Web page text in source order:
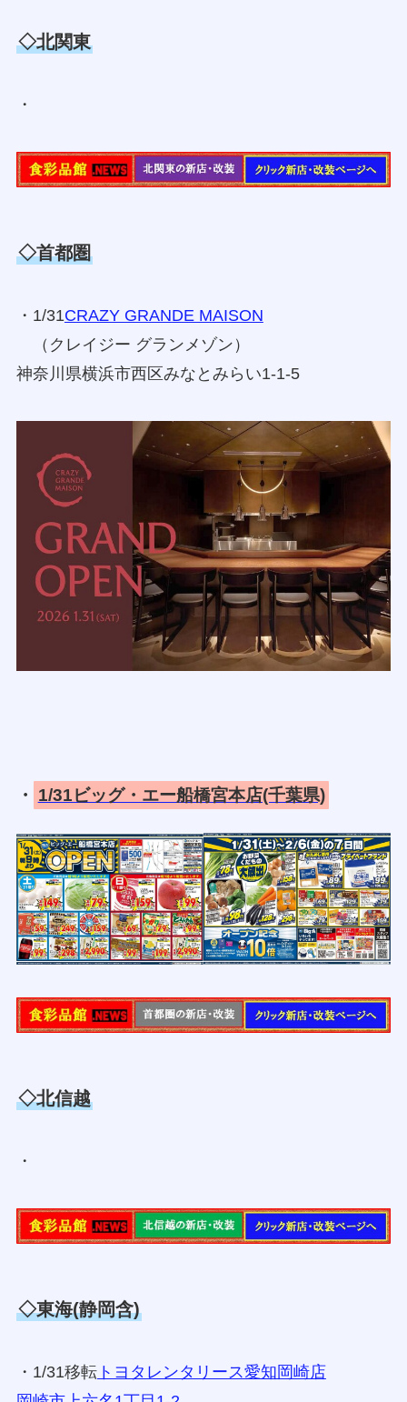
◇北関東
・
◇首都圏
・1/31CRAZY GRANDE MAISON
（クレイジー グランメゾン）
神奈川県横浜市西区みなとみらい1-1-5
・ 1/31ビッグ・エー船橋宮本店(千葉県)
◇北信越
・
◇東海(静岡含)
・1/31移転トヨタレンタリース愛知岡崎店